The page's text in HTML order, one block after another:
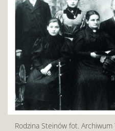
Rodzina Steinów fot.